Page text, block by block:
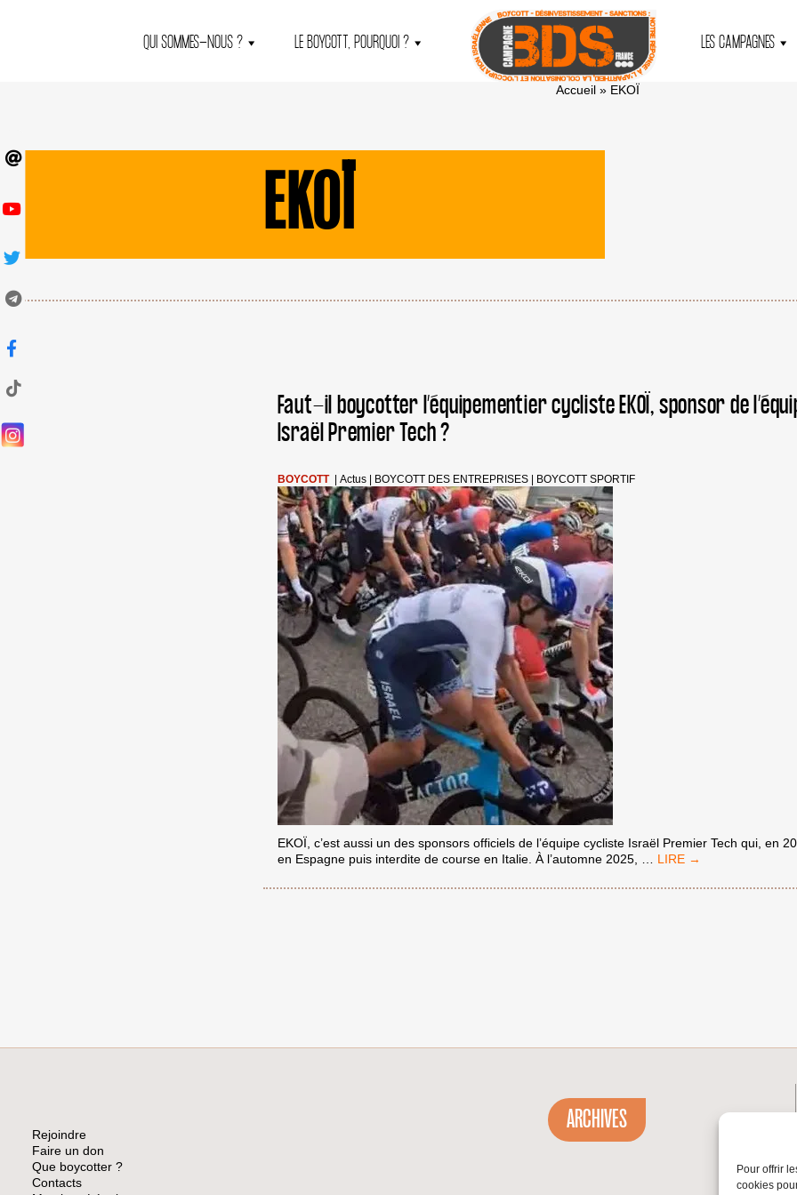
Pour offrir
cookies
QUI SOMMES-NOUS ? LE BOYCOTT, POURQUOI ? LES CAMPAGNES
Accueil » EKOÏ
EKOÏ
Faut-il boycotter l’équipementier cycliste EKOÏ, sponsor de
Israël Premier Tech ?
BOYCOTT Actus| BOYCOTT DES ENTREPRISES| BOYCOTT SPORTIF
EKOÏ, c’est aussi un des sponsors officiels de l’équipe cycliste Israël Premier Tech qui, en
en Espagne puis interdite de course en Italie. À l’automne 2025, … FAUT-
BOYCOTTER
TECH
Rejoindre
Faire un don
Que boycotter ?
Contacts
ARCHIVES